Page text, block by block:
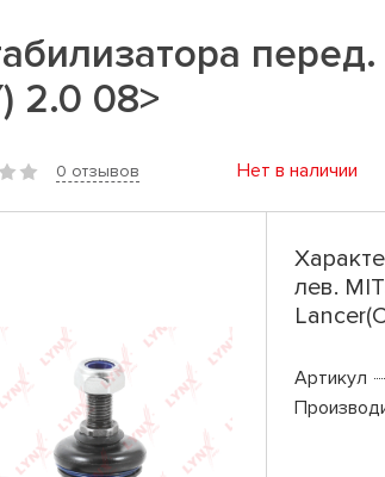
2.0 08>
0 отзывов Нет в наличии
лев.
Артикул